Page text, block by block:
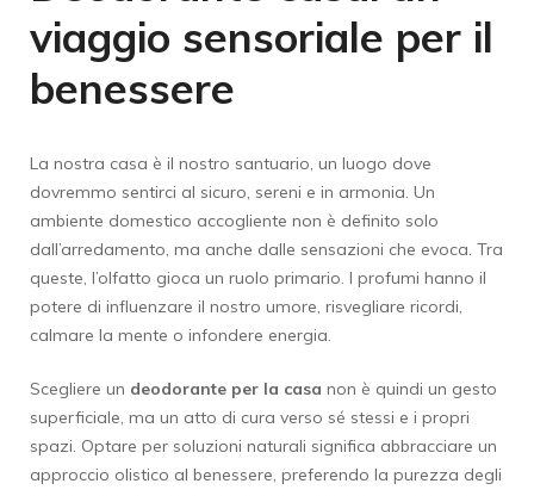
viaggio sensoriale per il
benessere
La nostra casa è il nostro santuario, un luogo dove
dovremmo sentirci al sicuro, sereni e in armonia. Un
ambiente domestico accogliente non è definito solo
dall’arredamento, ma anche dalle sensazioni che evoca. Tra
queste, l’olfatto gioca un ruolo primario. I profumi hanno il
potere di influenzare il nostro umore, risvegliare ricordi,
calmare la mente o infondere energia.
Scegliere un deodorante per la casa non è quindi un gesto
superficiale, ma un atto di cura verso sé stessi e i propri
spazi. Optare per soluzioni naturali significa abbracciare un
approccio olistico al benessere, preferendo la purezza degli